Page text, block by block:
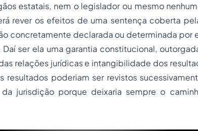
estatais, nem o legislador ou mesmo
rever os efeitos de uma sentença coberta
concretamente declarada ou determinada por
Daí ser ela uma garantia constitucional,
relações jurídicas e intangibilidade dos
resultados poderiam ser revistos
jurisdição porque deixaria sempre o